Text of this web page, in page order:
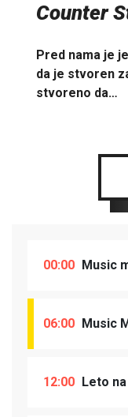
Counter
Pred nama je
da je stvoren
stvoreno da…
00:00 Music
06:00 Music
12:00 Leto